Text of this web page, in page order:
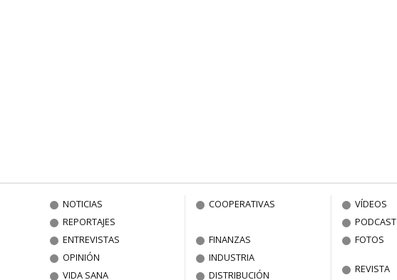
NOTICIAS
REPORTAJES
ENTREVISTAS
OPINIÓN
VIDA SANA
COOPERATIVAS
FINANZAS
INDUSTRIA
DISTRIBUCIÓN
VÍDEOS
PODCAST
FOTOS
REVISTA